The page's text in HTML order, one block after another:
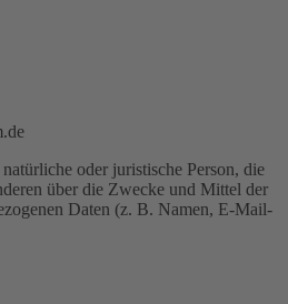
oder juristische Person, die
über die Zwecke und Mittel der
Daten (z. B. Namen, E-Mail-